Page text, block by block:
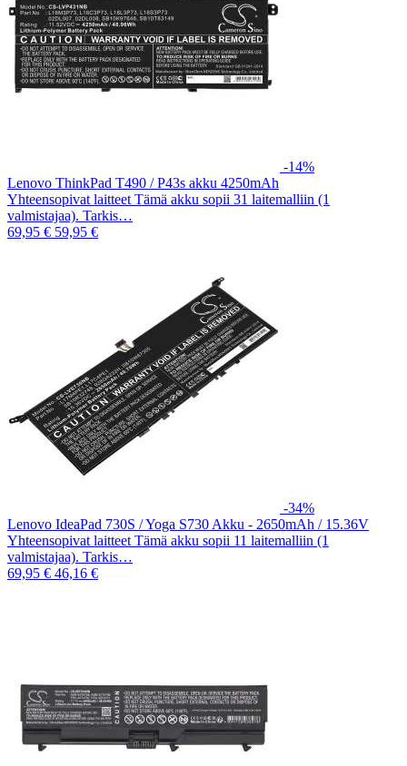
-14%
Lenovo ThinkPad T490 / P43s akku 4250mAh
Yhteensopivat laitteet Tämä akku sopii 31 laitemalliin (1
valmistajaa). Tarkis…
69,95 € 59,95 €
-34%
Lenovo IdeaPad 730S / Yoga S730 Akku - 2650mAh / 15.36V
Yhteensopivat laitteet Tämä akku sopii 11 laitemalliin (1
valmistajaa). Tarkis…
69,95 € 46,16 €